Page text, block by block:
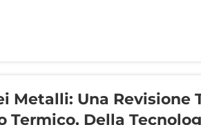
durata operativa e
strutturale...
Metalli: Una Revisione
Della